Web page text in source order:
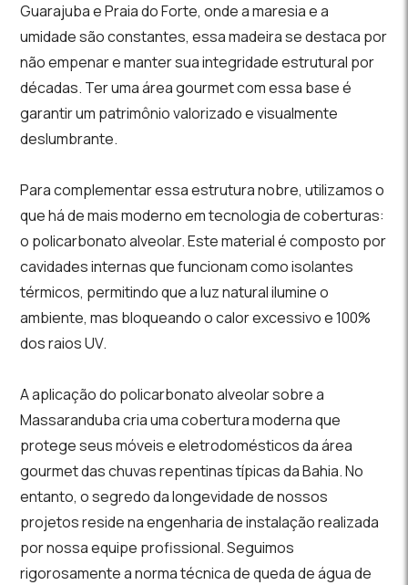
Guarajuba e Praia do Forte, onde a maresia e a
umidade são constantes, essa madeira se destaca por
não empenar e manter sua integridade estrutural por
décadas. Ter uma área gourmet com essa base é
garantir um patrimônio valorizado e visualmente
deslumbrante.
Para complementar essa estrutura nobre, utilizamos o
que há de mais moderno em tecnologia de coberturas:
o policarbonato alveolar. Este material é composto por
cavidades internas que funcionam como isolantes
térmicos, permitindo que a luz natural ilumine o
ambiente, mas bloqueando o calor excessivo e 100%
dos raios UV.
A aplicação do policarbonato alveolar sobre a
Massaranduba cria uma cobertura moderna que
protege seus móveis e eletrodomésticos da área
gourmet das chuvas repentinas típicas da Bahia. No
entanto, o segredo da longevidade de nossos
projetos reside na engenharia de instalação realizada
por nossa equipe profissional. Seguimos
rigorosamente a norma técnica de queda de água de